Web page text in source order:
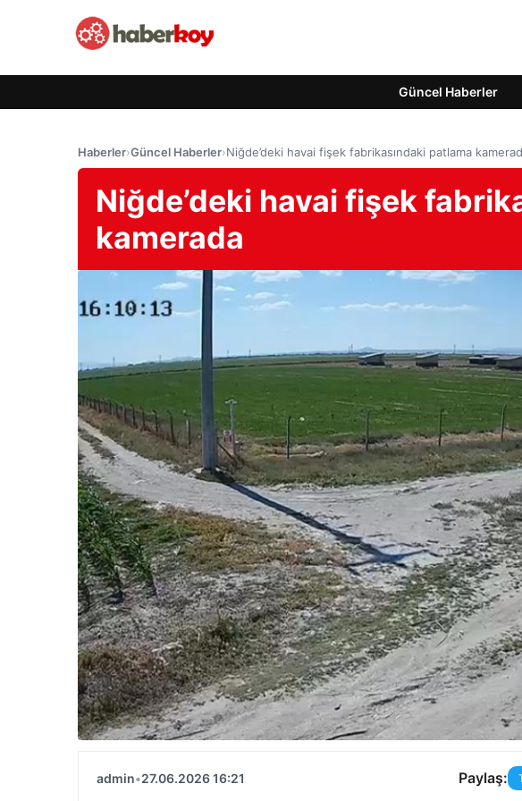
Güncel Haberler
Haberler›Güncel Haberler›Niğde’deki havai fişek fabrikasındaki patlama
Niğde’deki havai fişek
kamerada
admin•27.06.2026 16:21 Paylaş: